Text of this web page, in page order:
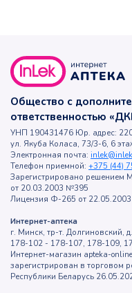
Общество с
ответственностью
УНП 190431476 Юр. адрес:
ул. Якуба Коласа, 73/3-6, 6
Электронная почта:
Телефон приемной: +375 (44)
Зарегистрировано решением
от 20.03.2003 №395
Лицензия Ф-265 от 22.05.2003
Интернет-аптека
г. Минск, тр-т. Долгиновский,
178-102 - 178-107, 178-109,
Интернет-магазин apteka-
зарегистрирован в торговом
Республики Беларусь